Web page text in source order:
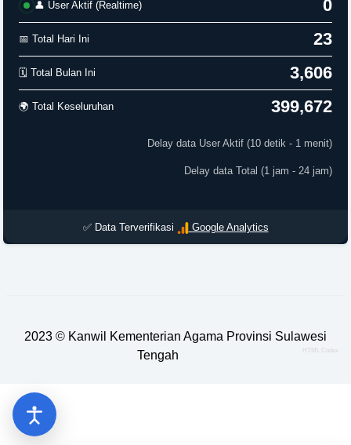
👤 User Aktif (Realtime) -0
📅 Total Hari Ini 23
🗓️ Total Bulan Ini 3,606
🌍 Total Keseluruhan 399,672
Updated 11:49:37 PM